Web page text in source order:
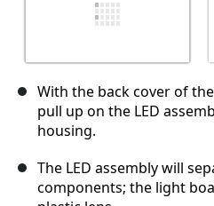
With the back cover of
pull up on the LED
housing.
The LED assembly will
components; the light